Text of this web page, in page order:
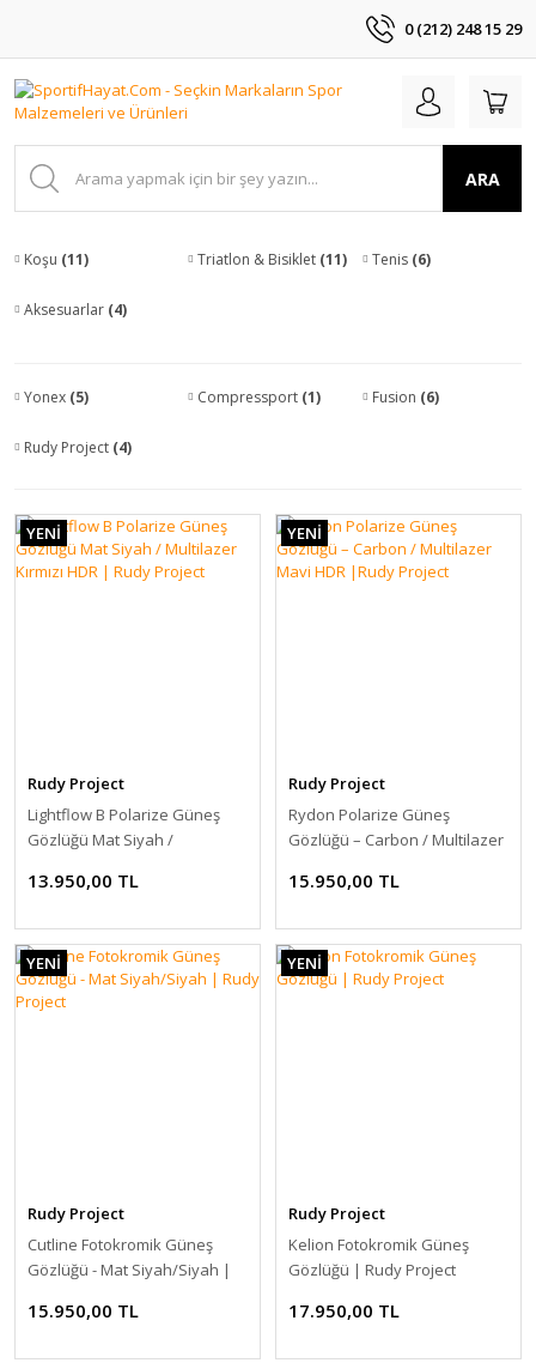
0 (212) 248 15 29
ARA
Koşu (11) Triatlon & Bisiklet (11) Tenis (6)
Aksesuarlar (4)
Yonex (5) Compressport (1) Fusion (6)
Rudy Project (4)
YENİ
Rudy Project
Lightflow B Polarize Güneş
Gözlüğü Mat Siyah /
Project
13.950,00 TL
YENİ
Rudy Project
Rydon Polarize Güneş
Gözlüğü – Carbon / Multilazer
15.950,00 TL
YENİ
Rudy Project
Cutline Fotokromik Güneş
Gözlüğü - Mat Siyah/Siyah |
15.950,00 TL
YENİ
Rudy Project
Kelion Fotokromik Güneş
Gözlüğü | Rudy Project
17.950,00 TL